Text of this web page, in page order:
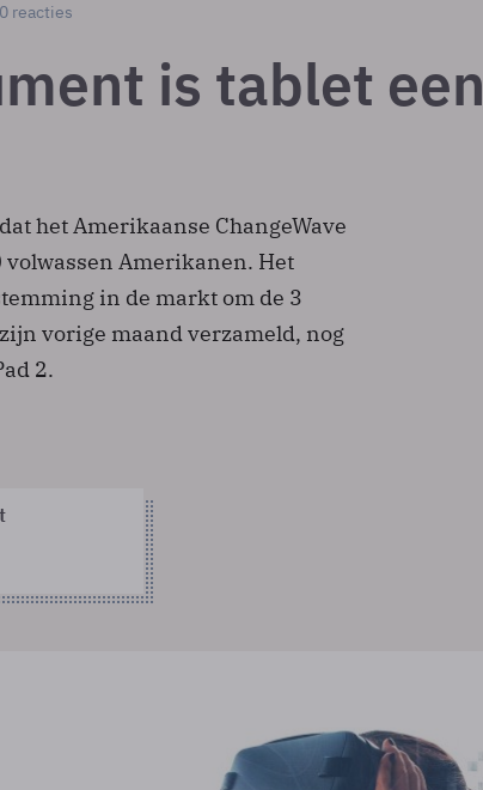
0 reacties
is tablet een
het Amerikaanse ChangeWave
Amerikanen. Het
in de markt om de 3
vorige maand verzameld, nog
2.